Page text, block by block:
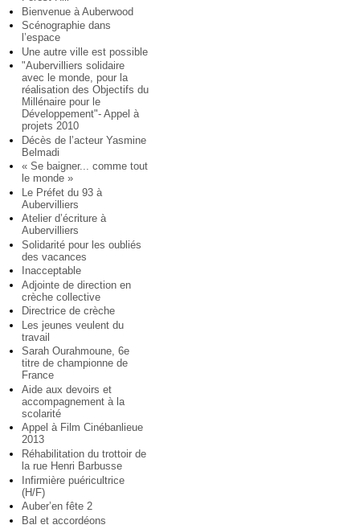
Bienvenue à Auberwood
Scénographie dans
l’espace
Une autre ville est possible
"Aubervilliers solidaire
avec le monde, pour la
réalisation des Objectifs du
Millénaire pour le
Développement"- Appel à
projets 2010
Décès de l’acteur Yasmine
Belmadi
« Se baigner... comme tout
le monde »
Le Préfet du 93 à
Aubervilliers
Atelier d’écriture à
Aubervilliers
Solidarité pour les oubliés
des vacances
Inacceptable
Adjointe de direction en
crèche collective
Directrice de crèche
Les jeunes veulent du
travail
Sarah Ourahmoune, 6e
titre de championne de
France
Aide aux devoirs et
accompagnement à la
scolarité
Appel à Film Cinébanlieue
2013
Réhabilitation du trottoir de
la rue Henri Barbusse
Infirmière puéricultrice
(H/F)
Auber’en fête 2
Bal et accordéons